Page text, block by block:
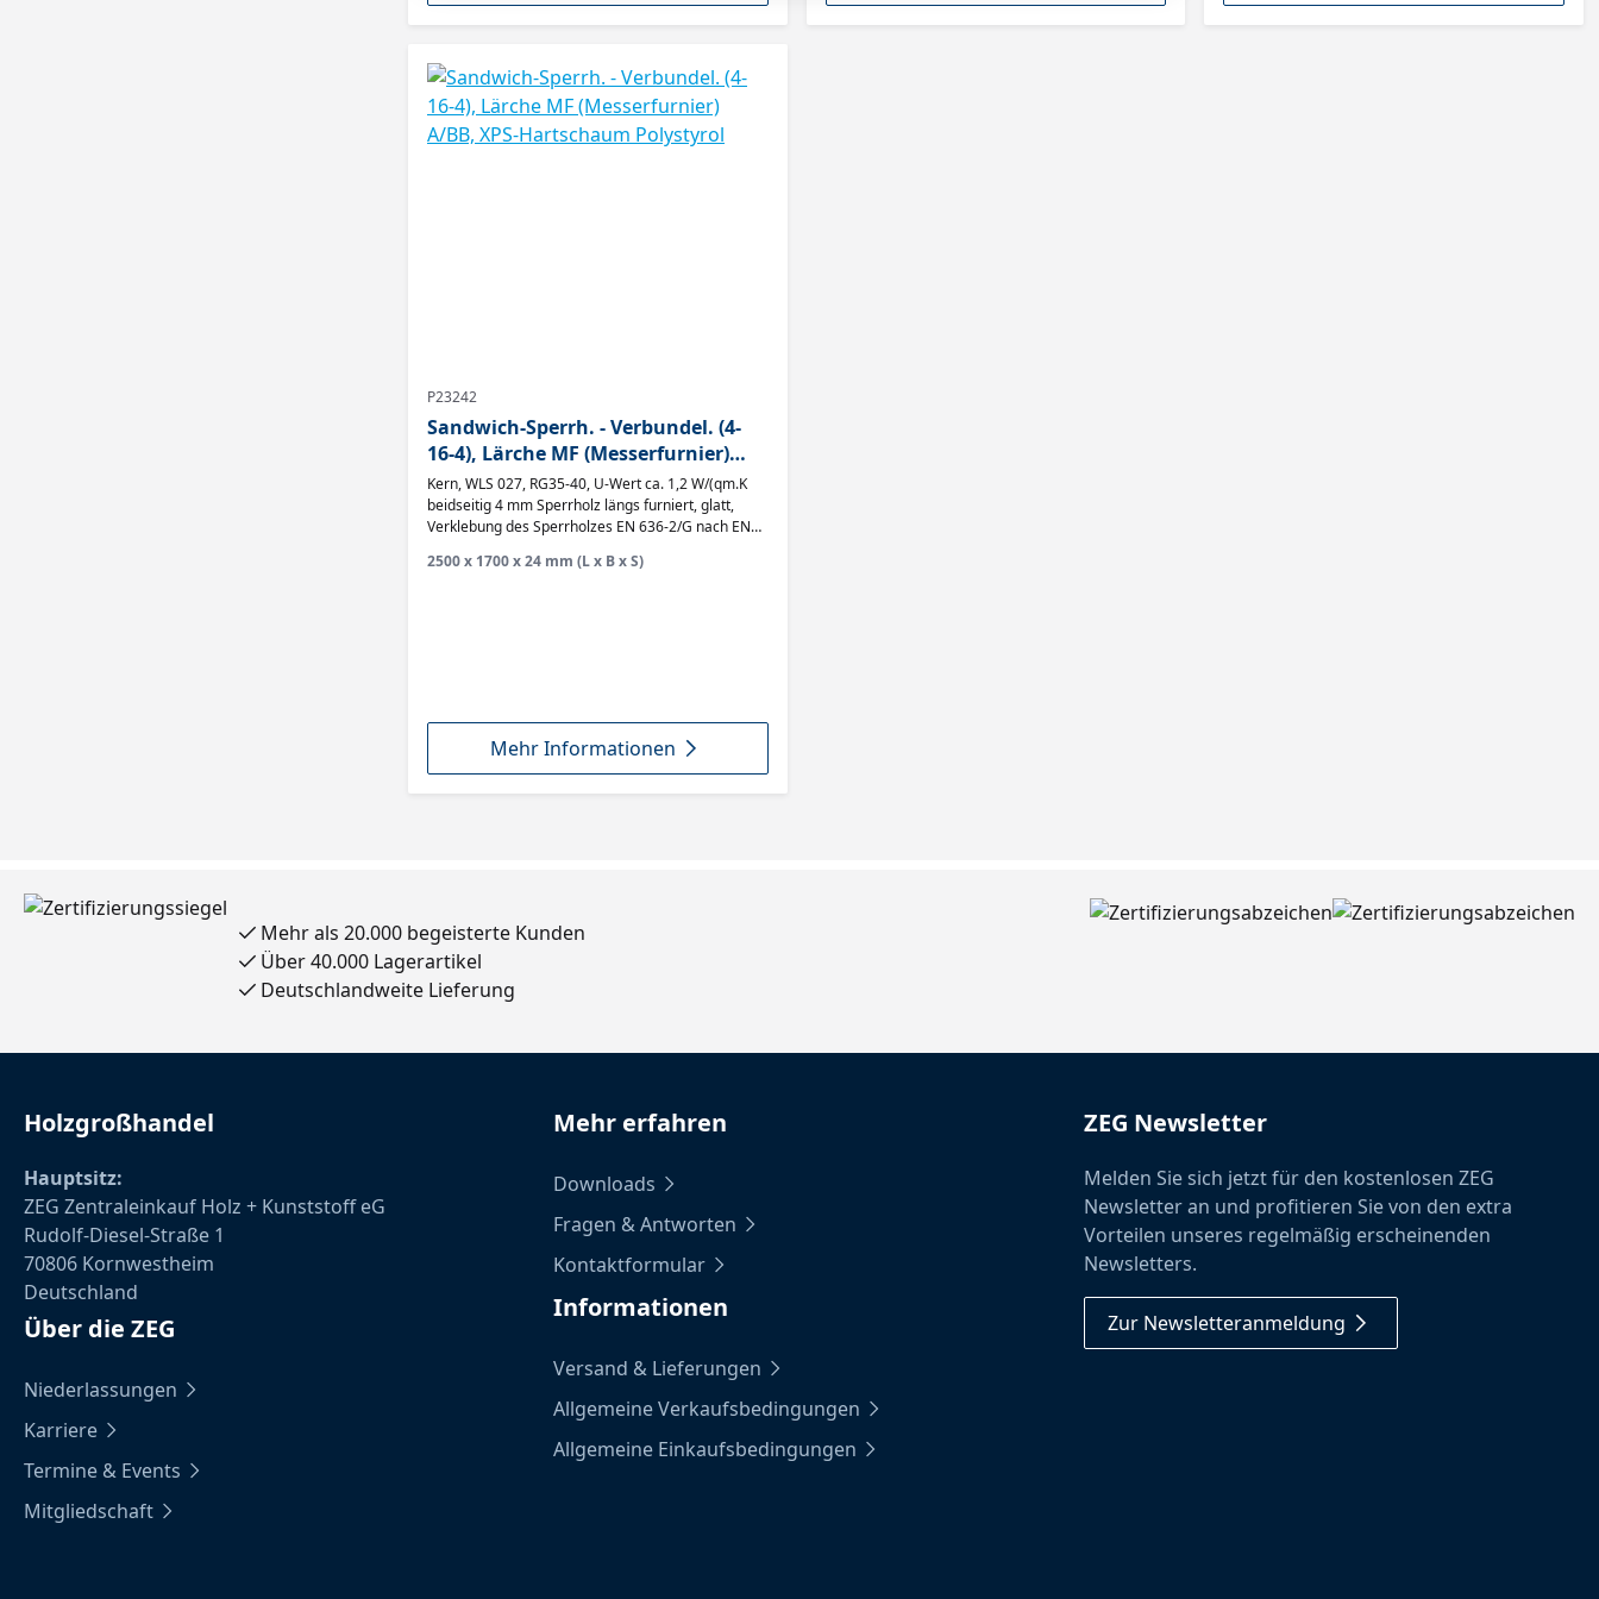
P23242
Sandwich-Sperrh. - Verbundel. (4-
16-4), Lärche MF (Messerfurnier)
A/BB, XPS-Hartschaum Polystyrol
Kern, WLS 027, RG35-40, U-Wert ca. 1,2 W/(qm.K
beidseitig 4 mm Sperrholz längs furniert, glatt,
Verklebung des Sperrholzes EN 636-2/G nach EN
2500 x 1700 x 24 mm (L x B x S)
Mehr Informationen
Mehr als 20.000 begeisterte Kunden
Über 40.000 Lagerartikel
Deutschlandweite Lieferung
Holzgroßhandel
Hauptsitz:
ZEG Zentraleinkauf Holz + Kunststoff eG
Rudolf-Diesel-Straße 1
70806 Kornwestheim
Deutschland
Über die ZEG
Niederlassungen
Karriere
Termine & Events
Mitgliedschaft
Mehr erfahren
Downloads
Fragen & Antworten
Kontaktformular
Informationen
Versand & Lieferungen
Allgemeine Verkaufsbedingungen
Allgemeine Einkaufsbedingungen
ZEG Newsletter
Melden Sie sich jetzt für den kostenlosen ZEG
Newsletter an und profitieren Sie von den extra
Vorteilen unseres regelmäßig erscheinenden
Newsletters.
Zur Newsletteranmeldung